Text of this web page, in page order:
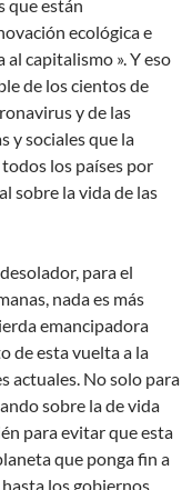
que están
ecológica e
capitalismo ». Y eso
de los cientos de
y de las
y sociales que la
los países por
sobre la vida de las
para el
nada es más
emancipadora
de esta vuelta a la
actuales. No solo para
sobre la de vida
para evitar que esta
que ponga fin a
los gobiernos